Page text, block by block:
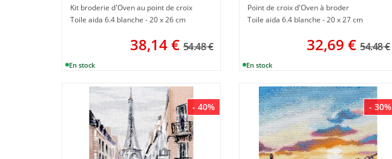
Kit broderie d'Oven au point de croix
Toile aida 6.4 blanche - 20 x 26 cm
38,14€ 54.48 €
Point de croix d'Oven à broder
Toile aida 6.4 blanche - 20 x 27 cm
32,69 € 54.48 €
- 40% - 30%